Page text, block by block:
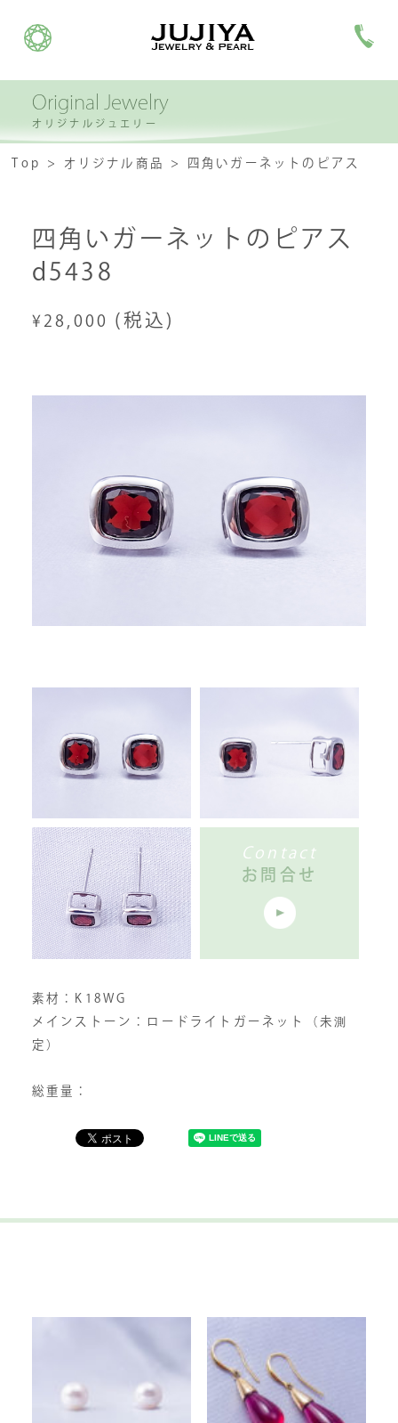
Original Jewelry
オリジナルジュエリー
Top オリジナル商品 四角いガーネットのピアス
四角いガーネットのピアス
d5438
¥28,000 (税込)
素材：K18WG
メインストーン：ロードライトガーネット（未測
定）
総重量：
Contact
お問合せ